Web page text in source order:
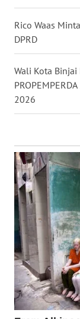
Rico Waas
DPRD
Wali Kota Binjai
2026
WN
DANAU
WN
WN
TAPANULI
SELATAN
WN
TANJUNG
LESUNG
WN
KARO